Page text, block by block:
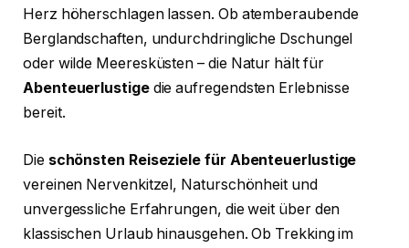
Herz höherschlagen lassen. Ob atemberaubende
Berglandschaften, undurchdringliche Dschungel
oder wilde Meeresküsten – die Natur hält für
Abenteuerlustigedie aufregendsten Erlebnisse
bereit.
Die schönsten Reiseziele für Abenteuerlustige
vereinen Nervenkitzel, Naturschönheit und
unvergessliche Erfahrungen, die weit über den
klassischen Urlaub hinausgehen. Ob Trekking im